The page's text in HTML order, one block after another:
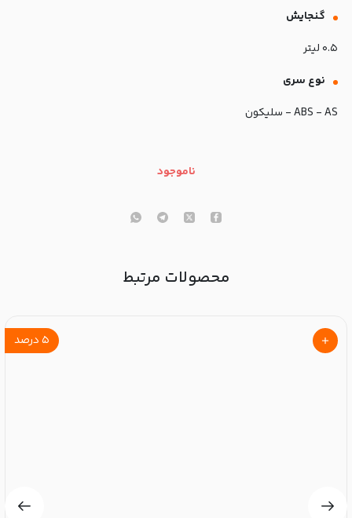
گنجایش
۰.۵ لیتر
نوع سری
ABS - AS - سلیکون
ناموجود
محصولات مرتبط
۵درصد